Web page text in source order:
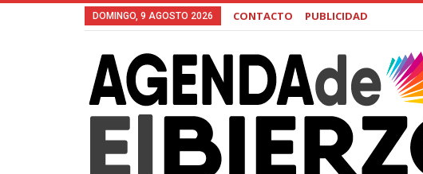
DOMINGO, 9 AGOSTO 2026 CONTACTO PUBLICIDAD